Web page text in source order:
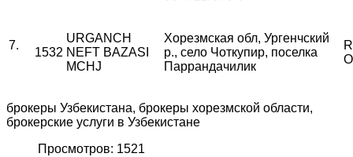
7.
1532
URGANCH
NEFT BAZASI
MCHJ
Хорезмская обл, Ургенчский
р., село Чоткупир, поселка
Паррандачилик
брокеры Узбекистана, брокеры хорезмской области,
брокерские услуги в Узбекистане
Просмотров: 1521